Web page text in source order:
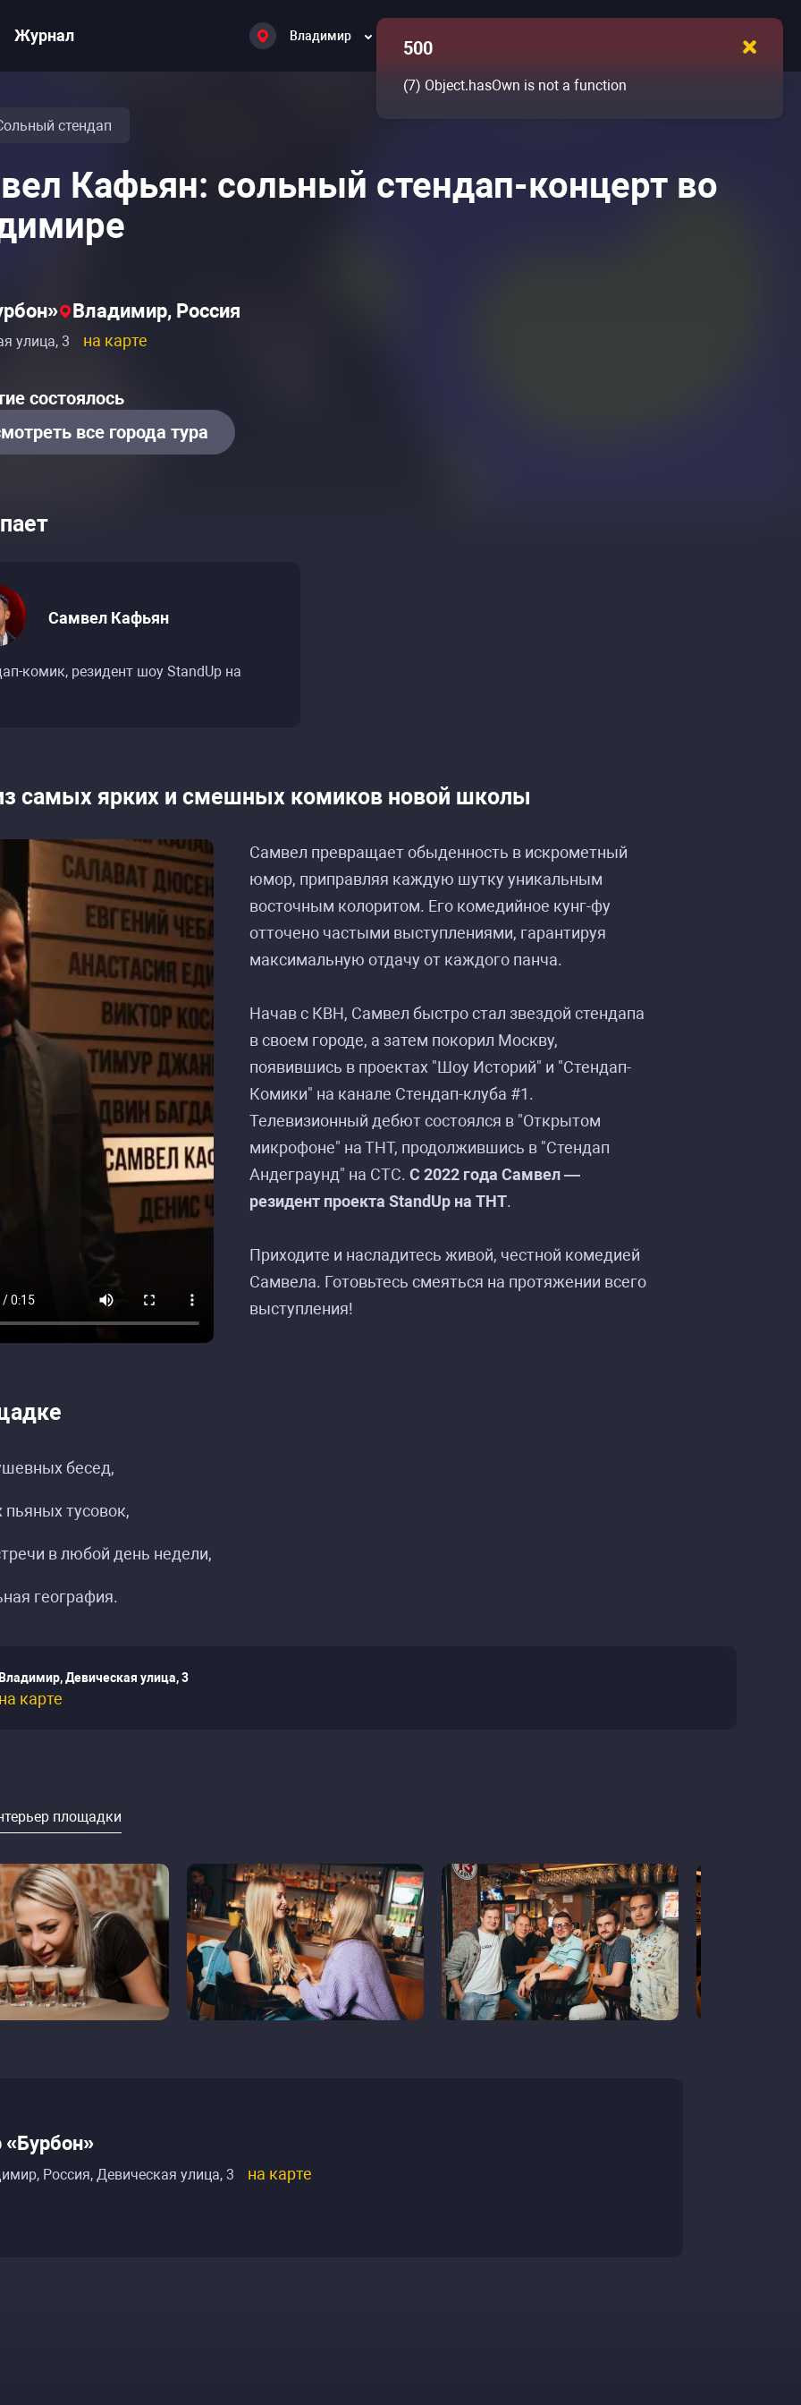
Журнал Владимир
стендап
Кафьян: сольный стендап-концерт во
Владимир, Россия
улица, 3 на карте
состоялось
все города тура
Самвел Кафьян
комик, резидент шоу StandUp на
самых ярких и смешных комиков новой школы
Самвел превращает обыденность в искрометный
юмор, приправляя каждую шутку уникальным
восточным колоритом. Его комедийное кунг-фу
отточено частыми выступлениями, гарантируя
максимальную отдачу от каждого панча.
Начав с КВН, Самвел быстро стал звездой стендапа
в своем городе, а затем покорил Москву,
появившись в проектах "Шоу Историй" и "Стендап-
Комики" на канале Стендап-клуба #1.
Телевизионный дебют состоялся в "Открытом
микрофоне" на ТНТ, продолжившись в "Стендап
Андеграунд" на СТС. С 2022 года Самвел —
резидент проекта StandUp на ТНТ.
Приходите и насладитесь живой, честной комедией
Самвела. Готовьтесь смеяться на протяжении всего
выступления!
бесед,
тусовок,
в любой день недели,
география.
Владимир, Девическая улица, 3
на карте
площадки
«Бурбон»
Россия, Девическая улица, 3 на карте
500
(7) Object.hasOwn is not a function
событий «Самвел Кафьян: стендап-тур»
событий «Самвел Кафьян: стендап-тур»